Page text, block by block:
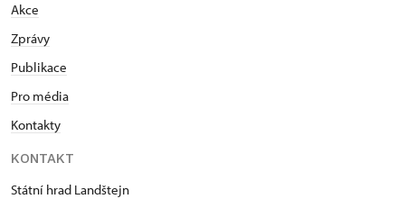
Akce
Zprávy
Publikace
Pro média
Kontakty
KONTAKT
Státní hrad Landštejn